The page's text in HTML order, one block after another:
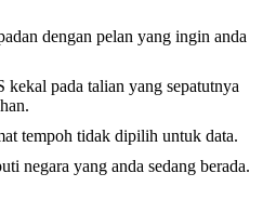
dengan pelan yang ingin anda
kekal pada talian yang sepatutnya
tempoh tidak dipilih untuk data.
negara yang anda sedang berada.